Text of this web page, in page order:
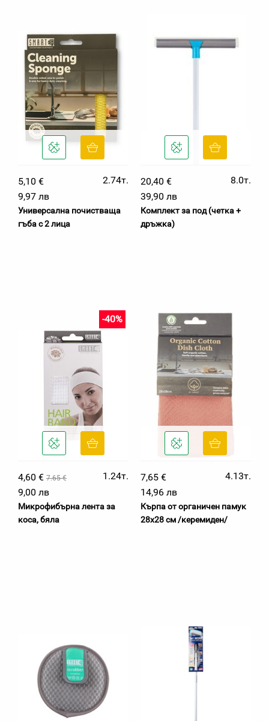
5,10 €
2.74т.
9,97 лв
Универсална почистваща
гъба с 2 лица
20,40 €
8.0т.
39,90 лв
Комплект за под (четка +
дръжка)
4,60 € 7.65 €
-40%
1.24т.
9,00 лв
Микрофибърна лента за
коса, бяла
7,65 €
4.13т.
14,96 лв
Кърпа от органичен памук
28х28 см /керемиден/